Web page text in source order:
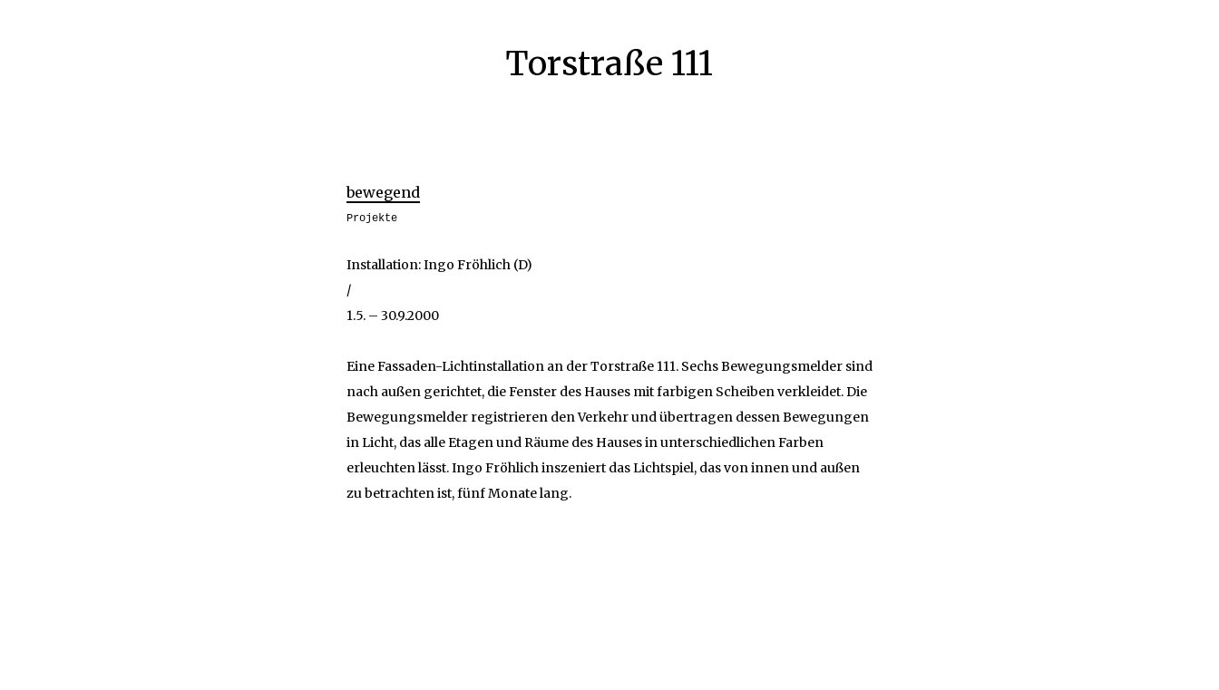
Torstraße 111
bewegend
Projekte
Installation: Ingo Fröhlich (D)
/
1.5. – 30.9.2000
Eine Fassaden-Lichtinstallation an der Torstraße 111. Sechs Bewegungsmelder sind
nach außen gerichtet, die Fenster des Hauses mit farbigen Scheiben verkleidet. Die
Bewegungsmelder registrieren den Verkehr und übertragen dessen Bewegungen
in Licht, das alle Etagen und Räume des Hauses in unterschiedlichen Farben
erleuchten lässt. Ingo Fröhlich inszeniert das Lichtspiel, das von innen und außen
zu betrachten ist, fünf Monate lang.